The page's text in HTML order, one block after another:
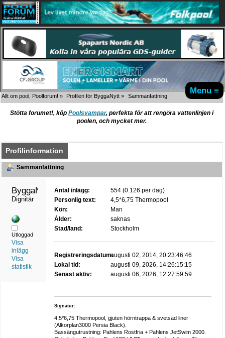
Menu ≡
Allt om pool, Poolforum! » Profilen för ByggaNytt » Sammanfattning
Stötta forumet!, köp Poolsvampar, perfekta för att rengöra vattenlinjen i
poolen, och mycket mer.
Profilinformation
Sammanfattning
Dignitär
Utloggad
Visa
inlägg
Visa
statistik
Antal inlägg:
554 (0.126 per dag)
Personlig text:
4,5*6,75 Thermopool
Kön:
Man
Ålder:
saknas
Stad/land:
Stockholm
Registreringsdatum:augusti 02, 2014, 20:23:46:46
Lokal tid:
augusti 09, 2026, 14:26:15:15
Senast aktiv:
augusti 06, 2026, 12:27:59:59
Signatur:
4,5*6,75 Thermopool, gjuten hörntrappa & svetsad liner
(Alkorplan3000 Persia Black).
Bassängutrustning: Pahlens Rostfria + Pahlens JetSwim 2000.